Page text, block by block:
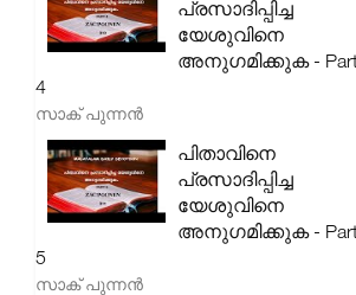
പ്രസാദിപ്പിച്ച
യേശുവിനെ
അനുഗമിക്കുക -
4
സാക് പുന്നൻ
പിതാവിനെ
പ്രസാദിപ്പിച്ച
യേശുവിനെ
അനുഗമിക്കുക -
5
സാക് പുന്നൻ